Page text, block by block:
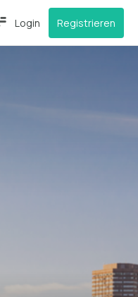
Login Registrieren